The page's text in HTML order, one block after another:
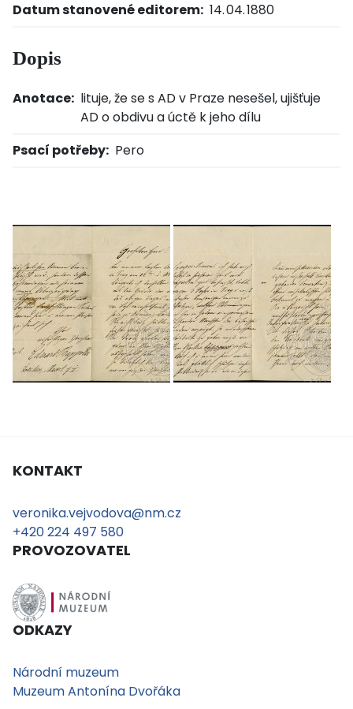
Datum stanovené editorem: 14. 04. 1880
Dopis
Anotace: lituje, že se s AD v Praze nesešel, ujišťuje
AD o obdivu a úctě k jeho dílu
Psací potřeby: Pero
KONTAKT
veronika.vejvodova@nm.cz
+420 224 497 580
PROVOZOVATEL
ODKAZY
Národní muzeum
Muzeum Antonína Dvořáka